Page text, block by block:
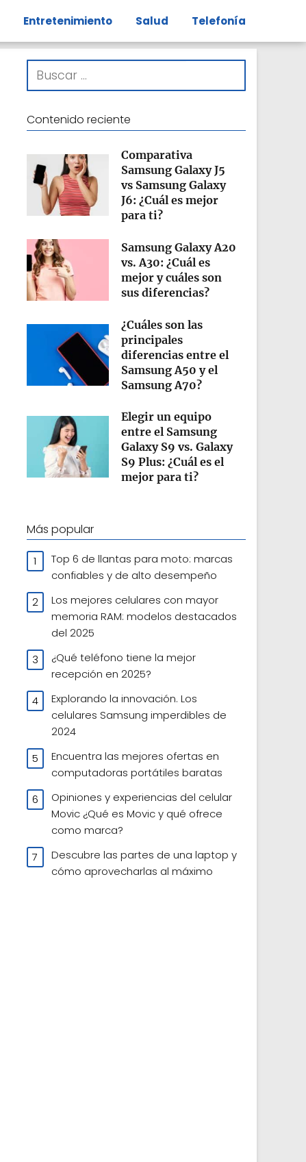
Entretenimiento Salud Telefonía
Contenido reciente
Comparativa
Samsung Galaxy J5
vs Samsung Galaxy
J6: ¿Cuál es mejor
para ti?
Samsung Galaxy A20
vs. A30: ¿Cuál es
mejor y cuáles son
sus diferencias?
¿Cuáles son las
principales
diferencias entre el
Samsung A50 y el
Samsung A70​?
Elegir un equipo
entre el Samsung
Galaxy S9 vs. Galaxy
S9 Plus: ¿Cuál es el
mejor para ti?
Más popular
Top 6 de llantas para moto: marcas
confiables y de alto desempeño
Los mejores celulares con mayor
memoria RAM: modelos destacados
del 2025
¿Qué teléfono tiene la mejor
recepción en 2025?
Explorando la innovación. Los
celulares Samsung imperdibles de
2024
Encuentra las mejores ofertas en
computadoras portátiles baratas
Opiniones y experiencias del celular
Movic ¿Qué es Movic y qué ofrece
como marca?
Descubre las partes de una laptop y
cómo aprovecharlas al máximo